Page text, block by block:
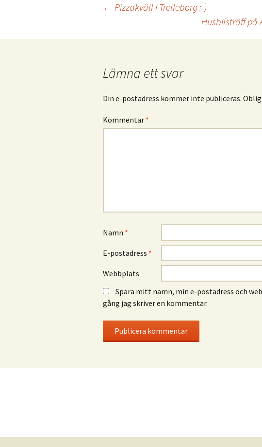
Inläggsnavigering
← Pizzakväll i Trelleborg :-)
Husbilsträff på
Lämna ett svar
Din e-postadress kommer inte publiceras.
Kommentar *
Namn *
E-postadress *
Webbplats
Spara mitt namn, min e-postadress och
gång jag skriver en kommentar.